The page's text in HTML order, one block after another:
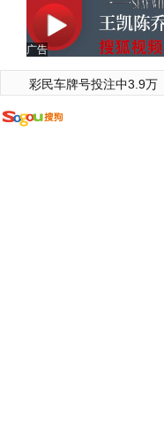
广告
彩民车牌号投注中3.9万